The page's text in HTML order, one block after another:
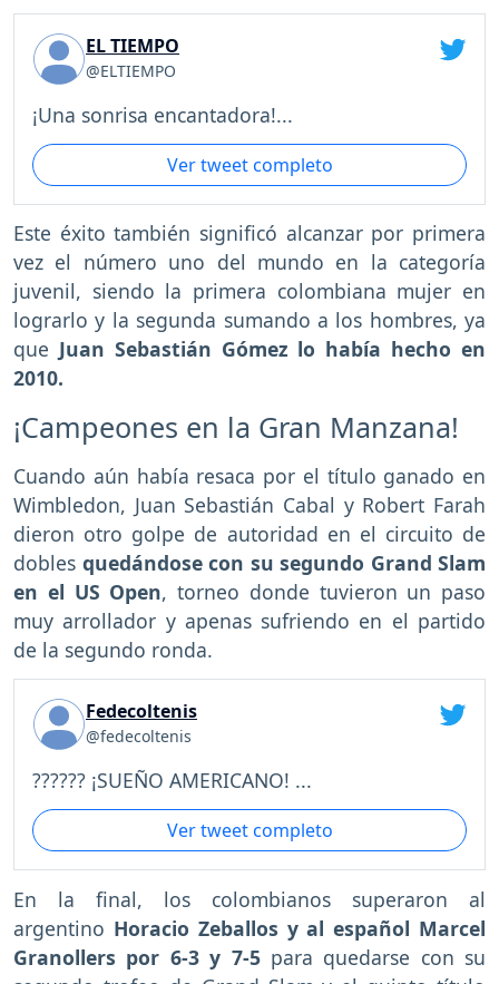
EL TIEMPO
@ELTIEMPO
¡Una sonrisa encantadora!...
Ver tweet completo
Este éxito también significó alcanzar por primera
vez el número uno del mundo en la categoría
juvenil, siendo la primera colombiana mujer en
lograrlo y la segunda sumando a los hombres, ya
que Juan Sebastián Gómez lo había hecho en
2010.
¡Campeones en la Gran Manzana!
Cuando aún había resaca por el título ganado en
Wimbledon, Juan Sebastián Cabal y Robert Farah
dieron otro golpe de autoridad en el circuito de
dobles quedándose con su segundo Grand Slam
en el US Open, torneo donde tuvieron un paso
muy arrollador y apenas sufriendo en el partido
de la segundo ronda.
Fedecoltenis
@fedecoltenis
?????? ¡SUEÑO AMERICANO! ...
Ver tweet completo
En la final, los colombianos superaron al
argentino Horacio Zeballos y al español Marcel
Granollers por 6-3 y 7-5 para quedarse con su